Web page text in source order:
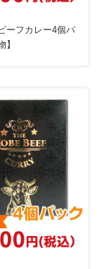
ーフカレー4個パ
】